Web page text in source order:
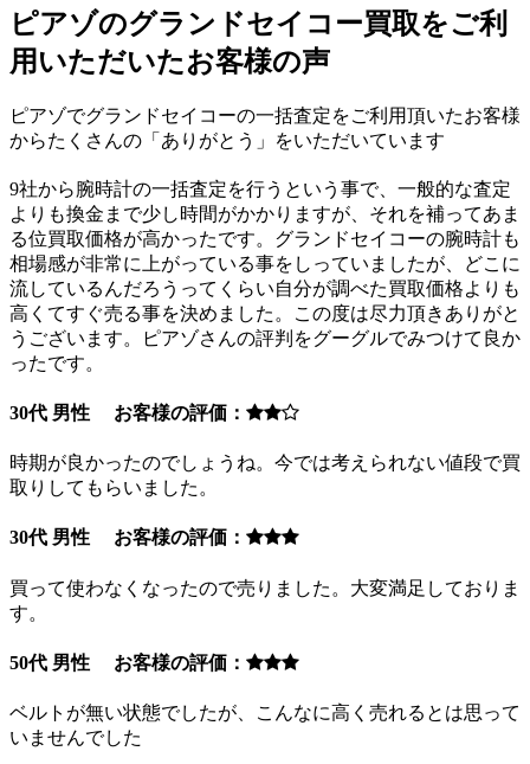
ピアゾのグランドセイコー買取をご利
用いただいたお客様の声
ピアゾでグランドセイコーの一括査定をご利用頂いたお客様
からたくさんの「ありがとう」をいただいています
9社から腕時計の一括査定を行うという事で、一般的な査定
よりも換金まで少し時間がかかりますが、それを補ってあま
る位買取価格が高かったです。グランドセイコーの腕時計も
相場感が非常に上がっている事をしっていましたが、どこに
流しているんだろうってくらい自分が調べた買取価格よりも
高くてすぐ売る事を決めました。この度は尽力頂きありがと
うございます。ピアゾさんの評判をグーグルでみつけて良か
ったです。
30代 男性 お客様の評価：
時期が良かったのでしょうね。今では考えられない値段で買
取りしてもらいました。
30代 男性 お客様の評価：
買って使わなくなったので売りました。大変満足しておりま
す。
50代 男性 お客様の評価：
ベルトが無い状態でしたが、こんなに高く売れるとは思って
いませんでした